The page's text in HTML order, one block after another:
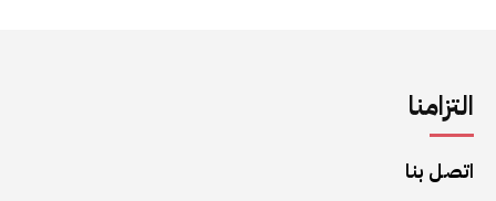
التزامنا
اتصل بنا